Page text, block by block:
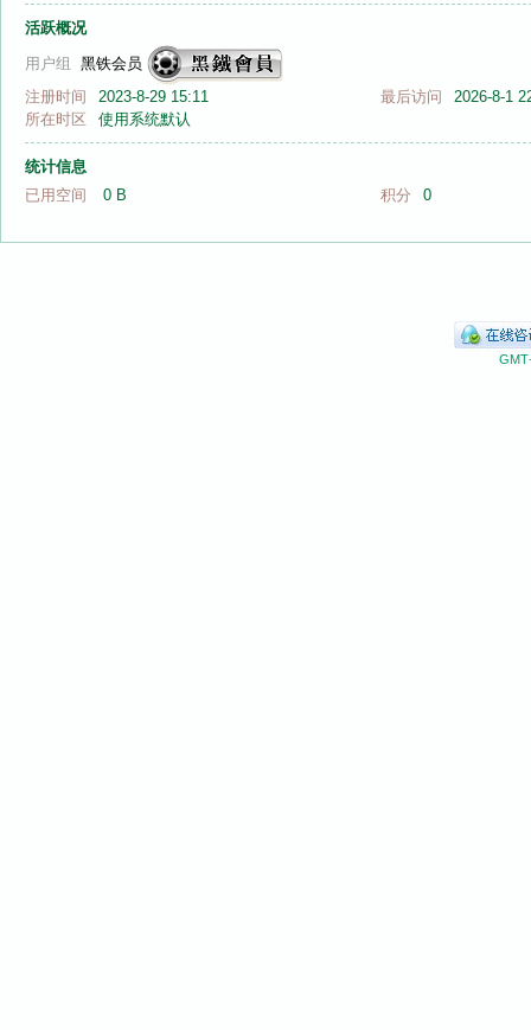
活跃概况
用户组 黑铁会员
注册时间
2023-8-29 15:11 最后访问
2026-8-1
所在时区
使用系统默认
统计信息
已用空间
0 B 积分 0